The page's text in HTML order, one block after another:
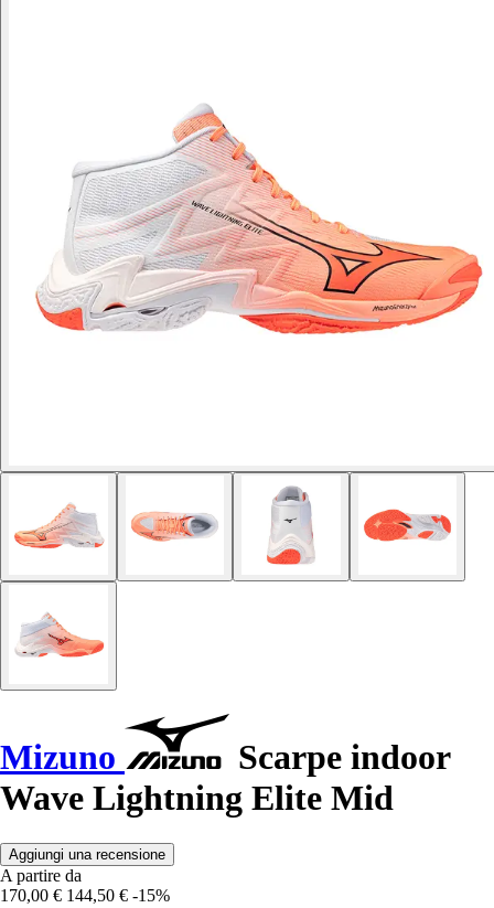
Mizuno
Scarpe indoor
Wave Lightning Elite Mid
Aggiungi una recensione
A partire da
170,00 € 144,50 € -15%